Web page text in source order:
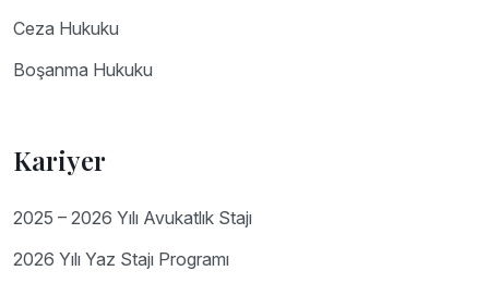
Ceza Hukuku
Boşanma Hukuku
Kariyer
2025 – 2026 Yılı Avukatlık Stajı
2026 Yılı Yaz Stajı Programı